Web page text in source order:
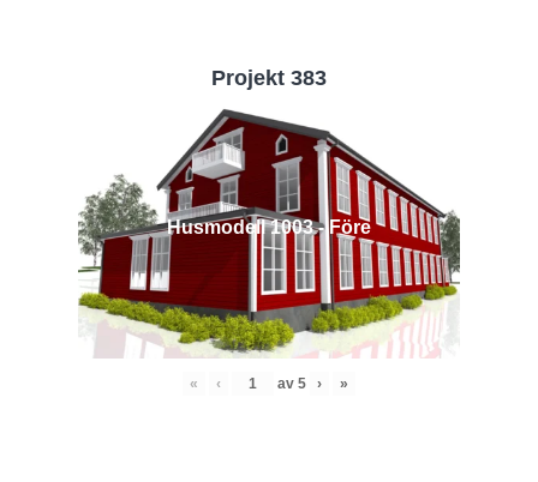
Projekt 383
Husmodell 1003 - Före
« ‹ av 5 › »